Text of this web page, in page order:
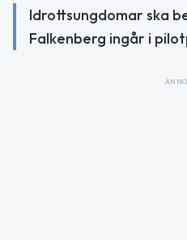
Idrottsungdomar ska
Falkenberg ingår i